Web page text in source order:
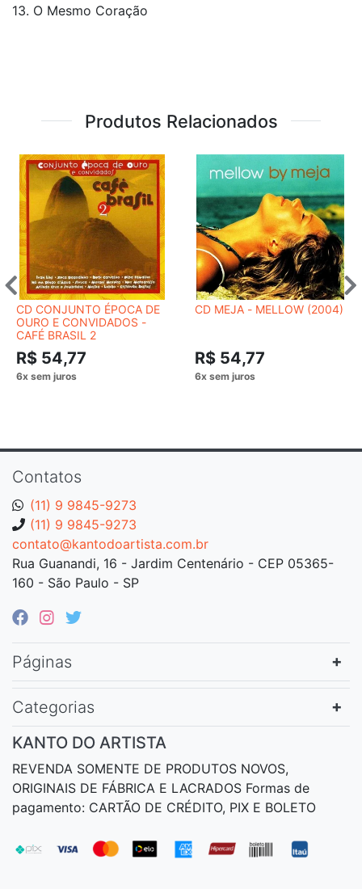
13. O Mesmo Coração
Produtos Relacionados
CD CONJUNTO ÉPOCA DE
OURO E CONVIDADOS ‎-
CAFÉ BRASIL 2
R$ 54,77
CD MEJA - MELLOW (2004)
R$ 54,77
Contatos
(11) 9 9845-9273
(11) 9 9845-9273
contato@kantodoartista.com.br
Rua Guanandi, 16 - Jardim Centenário - CEP 05365-
160 - São Paulo - SP
Páginas
Categorias
KANTO DO ARTISTA
REVENDA SOMENTE DE PRODUTOS NOVOS,
ORIGINAIS DE FÁBRICA E LACRADOS Formas de
pagamento: CARTÃO DE CRÉDITO, PIX E BOLETO